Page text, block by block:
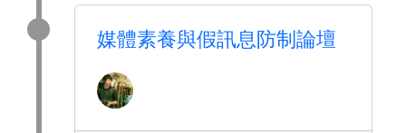
媒體素養與假訊息防制論壇